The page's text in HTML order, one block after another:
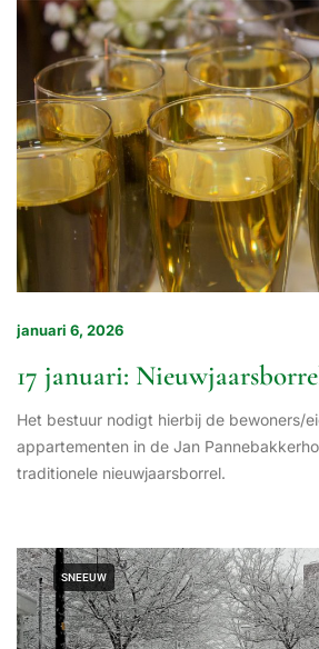
januari 6, 2026
17 januari:
Het bestuur nodigt hierbij de bewoners/
appartementen in de Jan
traditionele nieuwjaarsborrel.
SNEEUW